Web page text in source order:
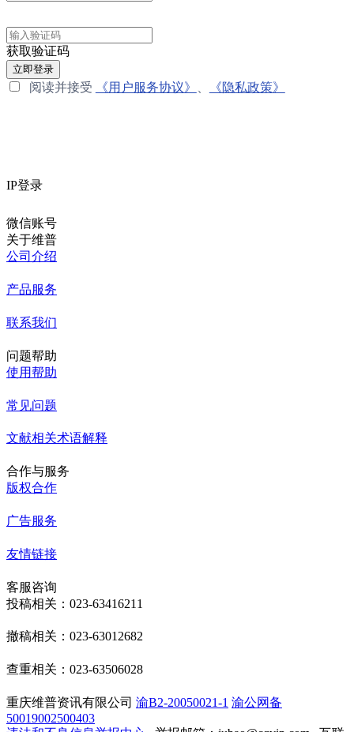
获取验证码
立即登录
阅读并接受 《用户服务协议》 《隐私政策》
IP登录
微信账号
关于维普
公司介绍
产品服务
联系我们
问题帮助
使用帮助
常见问题
文献相关术语解释
合作与服务
版权合作
广告服务
友情链接
客服咨询
投稿相关：023-63416211
撤稿相关：023-63012682
查重相关：023-63506028
重庆维普资讯有限公司 渝B2-20050021-1 渝公网备
50019002500403